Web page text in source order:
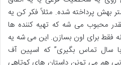
بهش پرداخته شده. مثلاً فکر کن یه
محبوب می شه که تهیه کننده ها
فقط برای اون بسازن. این می شه یه
سال تماس بگیری” که اسپین آف